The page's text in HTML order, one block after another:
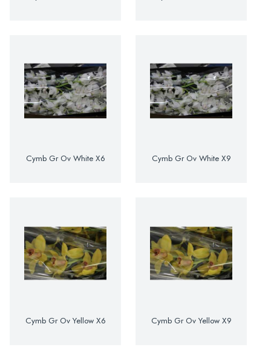
Cymb Gr Ov White X6 Cymb Gr Ov White X9
Cymb Gr Ov Yellow X6 Cymb Gr Ov Yellow X9